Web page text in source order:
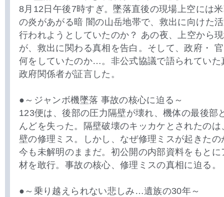
8月12日午後7時すぎ。墜落直後の現場上空には
の炎があがる暗 闇の山岳地帯で、救出に向けた
行われようとしていたのか？ あの夜、上空から
が、救出に関わる真相を告白。そして、政府・
何をしていたのか…。非公式協議で語られていた
政府関係者が証言した。
●～ジャンボ機墜落 事故の核心に迫る～
123便は、後部の圧力隔壁が壊れ、機体の最後部
んどを失った。隔壁破壊のキッカケとされたの
壁の修理ミス。しかし、なぜ修理ミスが起きた
今も未解明のままだ。初公開の内部資料をもと
材を敢行。事故の核心、修理ミスの真相に迫る。
●～乗り越えられない悲しみ…遺族の30年～